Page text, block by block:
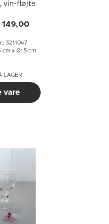
vin-fløjte
149,00
3211047
cm x Ø: 5 cm
LAGER
vare